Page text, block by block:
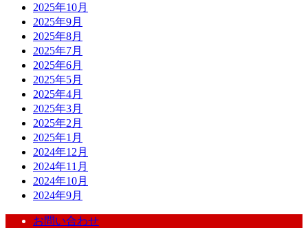
2025年10月
2025年9月
2025年8月
2025年7月
2025年6月
2025年5月
2025年4月
2025年3月
2025年2月
2025年1月
2024年12月
2024年11月
2024年10月
2024年9月
お問い合わせ